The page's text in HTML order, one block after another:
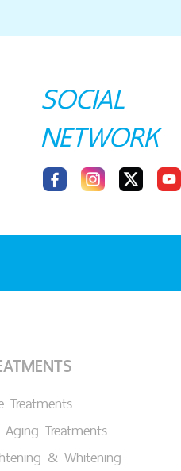
SOCIAL
NETWORK
Treatments
Treatments
& Whitening